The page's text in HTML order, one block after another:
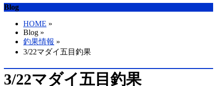
Blog
HOME »
Blog »
釣果情報 »
3/22マダイ五目釣果
3/22マダイ五目釣果